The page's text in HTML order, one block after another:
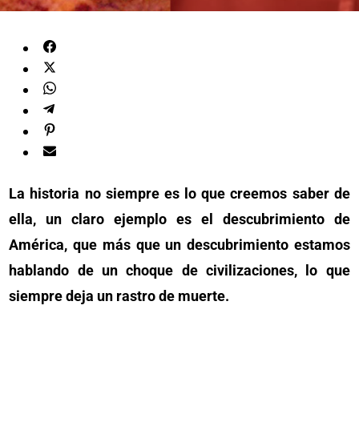
La historia no siempre es lo que creemos saber de
ella, un claro ejemplo es el descubrimiento de
América, que más que un descubrimiento estamos
hablando de un choque de civilizaciones, lo que
siempre deja un rastro de muerte.